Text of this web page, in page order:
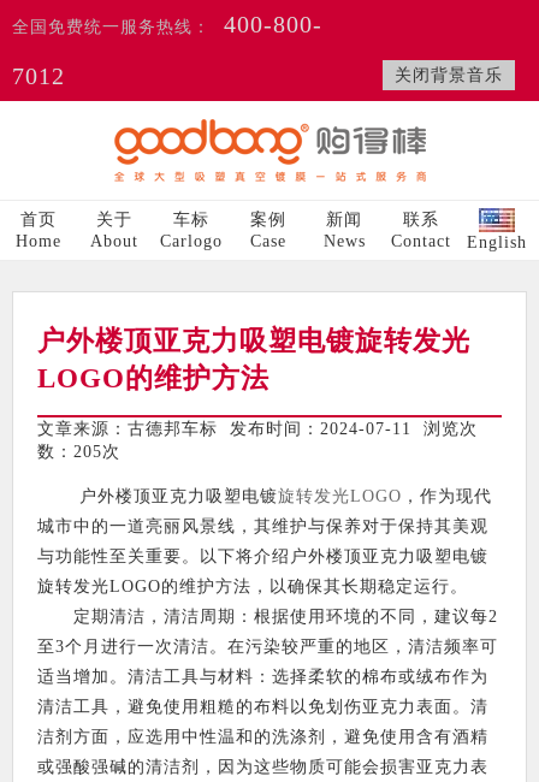
关闭背景音乐
全国免费统一服务热线：
400-800-
7012
首页
Home
关于
About
车标
Carlogo
案例
Case
新闻
News
联系
Contact
English
户外楼顶亚克力吸塑电镀旋转发光
LOGO的维护方法
文章来源：古德邦车标 发布时间：2024-07-11 浏览次
数： 205次
户外楼顶亚克力吸塑电镀旋转发光LOGO ，作为现代
城市中的一道亮丽风景线，其维护与保养对于保持其美观
与功能性至关重要。以下将介绍户外楼顶亚克力吸塑电镀
旋转发光LOGO的维护方法，以确保其长期稳定运行。
定期清洁，清洁周期：根据使用环境的不同，建议每2
至3个月进行一次清洁。在污染较严重的地区，清洁频率可
适当增加。清洁工具与材料：选择柔软的棉布或绒布作为
清洁工具，避免使用粗糙的布料以免划伤亚克力表面。清
洁剂方面，应选用中性温和的洗涤剂，避免使用含有酒精
或强酸强碱的清洁剂，因为这些物质可能会损害亚克力表